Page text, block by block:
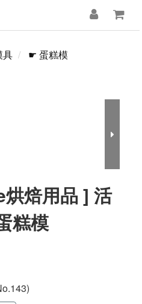
具 ☛ 蛋糕模
焙用品 ] 活
糕模